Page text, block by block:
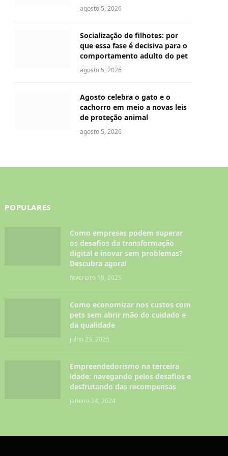
agosto 5, 2026
Socialização de filhotes: por
que essa fase é decisiva para o
comportamento adulto do pet
agosto 5, 2026
Agosto celebra o gato e o
cachorro em meio a novas leis
de proteção animal
agosto 5, 2026
POPULARES
Como empresas podem superar
os desafios da transformação
digital e inovar sem problemas?
Descubra agora!
fevereiro 19, 2025
Como economizar nos custos com
pets sem abrir mão do cuidado e
da qualidade
julho 23, 2025
Empreendedorismo na terceira
idade: navegando pelos desafios e
desfrutando das recompensas
janeiro 24, 2024